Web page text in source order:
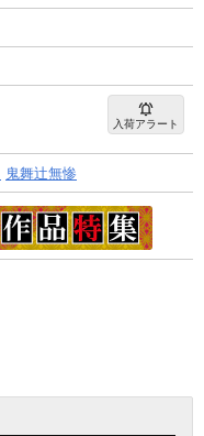
入荷アラート
鬼舞辻無惨